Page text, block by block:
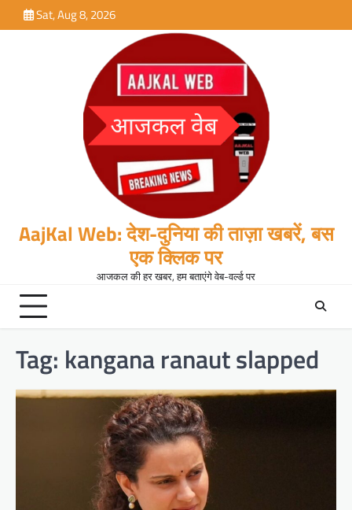
to
Sat, Aug 8, 2026
AajKal Web: देश-दुनिया की ताज़ा खबरें, बस
एक क्लिक पर
आजकल की हर खबर, हम बताएंगे वेब-वर्ल्ड पर
Tag: kangana ranaut slapped